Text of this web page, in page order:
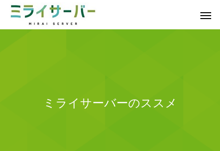
ミライサーバーのススメ